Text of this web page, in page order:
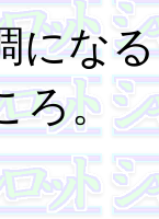
にな
ろ。